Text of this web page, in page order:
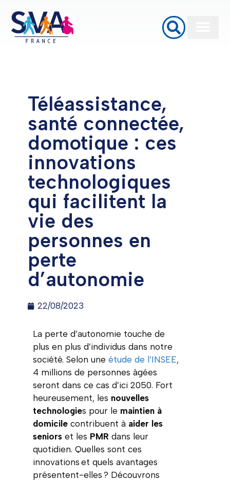
Téléassistance,
santé connectée,
domotique : ces
innovations
technologiques
qui facilitent la
vie des
personnes en
perte
d’autonomie
22/08/2023
La perte d’autonomie touche de
plus en plus d’individus dans notre
société. Selon une étude de l’INSEE,
4 millions de personnes âgées
seront dans ce cas d’ici 2050. Fort
heureusement, les nouvelles
technologies pour le maintien à
domicilecontribuent à aider les
seniorset les PMR dans leur
quotidien. Quelles sont ces
innovations et quels avantages
présentent-elles ? Découvrons